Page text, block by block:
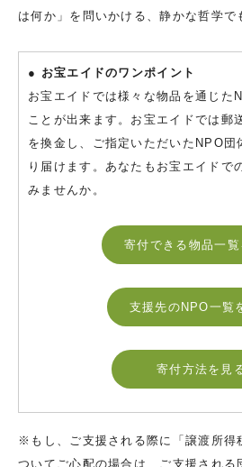
は何か」を問いかける、静かな哲学で
● お宝エイドのワンポイント
お宝エイドでは様々な物品を通じた
ことが出来ます。お宝エイドでは郵
を換金し、ご指定いただいたNPO団
り届けます。あなたもお宝エイドで
みませんか。
寄付できる物品一覧
支援先のNPO一覧
寄付方法を見
※もし、ご支援される際に「譲渡所得
ついてご心配の場合は、ご支援される